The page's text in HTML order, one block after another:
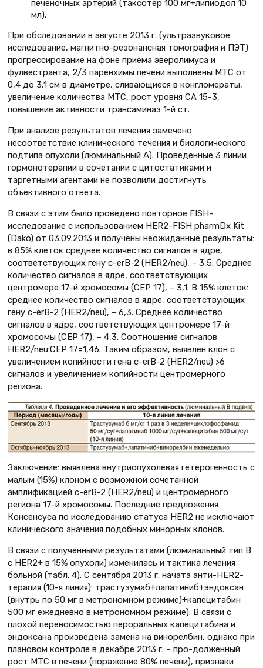
печеночных артерий (таксотер 100 мг+липиодол 10
мл).
При обследовании в августе 2013 г. (ультразвуковое
исследование, магнитно-резонансная томография и ПЭТ)
прогрессирование на фоне приема эверолимуса и
фулвестранта, 2/3 паренхимы печени выполнены МТС от
0,4 до 3,1 см в диаметре, сливающиеся в конгломераты,
увеличение количества МТС, рост уровня СА 15-3,
повышение активности трансаминаз 1-й ст.
При анализе результатов лечения замечено
несоответствие клинического течения и биологического
подтипа опухоли (люминальный А). Проведенные 3 линии
гормонотерапии в сочетании с цитостатиками и
таргетными агентами не позволили достигнуть
объективного ответа.
В связи с этим было проведено повторное FISH-
исследование с использованием HER2-FISH pharmDx Kit
(Dako) от 03.09.2013 и получены неожиданные результаты:
в 85% клеток среднее количество сигналов в ядре,
соответствующих гену c-erB-2 (HER2/neu), – 3,5. Среднее
количество сигналов в ядре, соответствующих
центромере 17-й хромосомы (СЕР 17), – 3,1. В 15% клеток:
среднее количество сигналов в ядре, соответствующих
гену c-erB-2 (HER2/neu), – 6,3. Среднее количество
сигналов в ядре, соответствующих центромере 17-й
хромосомы (СЕР 17), – 4,3. Соотношение сигналов
HER2/neu:CEP 17=1,46. Таким образом, выявлен клон с
увеличением копийности гена c-erB-2 (HER2/neu) >6
сигналов и увеличением копийности центромерного
региона.
Заключение: выявлена внутриопухолевая гетерогенность с
малым (15%) клоном с возможной сочетанной
амплификацией c-erB-2 (HER2/neu) и центромерного
региона 17-й хромосомы. Последние предложения
Консенсуса по исследованию статуса HER2 не исключают
клинического значения подобных минорных клонов.
В связи с полученными результатами (люминальный тип В
с HER2+ в 15% опухоли) изменилась и тактика лечения
больной (табл. 4). С сентября 2013 г. начата анти-HER2-
терапия (10-я линия): трастузумаб+лапатиниб+эндоксан
(внутрь по 50 мг в метрономном режиме)+капецитабин
500 мг ежедневно в метрономном режиме). В связи с
плохой переносимостью пероральных капецитабина и
эндоксана произведена замена на винорелбин, однако при
плановом контроле в декабре 2013 г. – про-долженный
рост МТС в печени (поражение 80% печени), признаки